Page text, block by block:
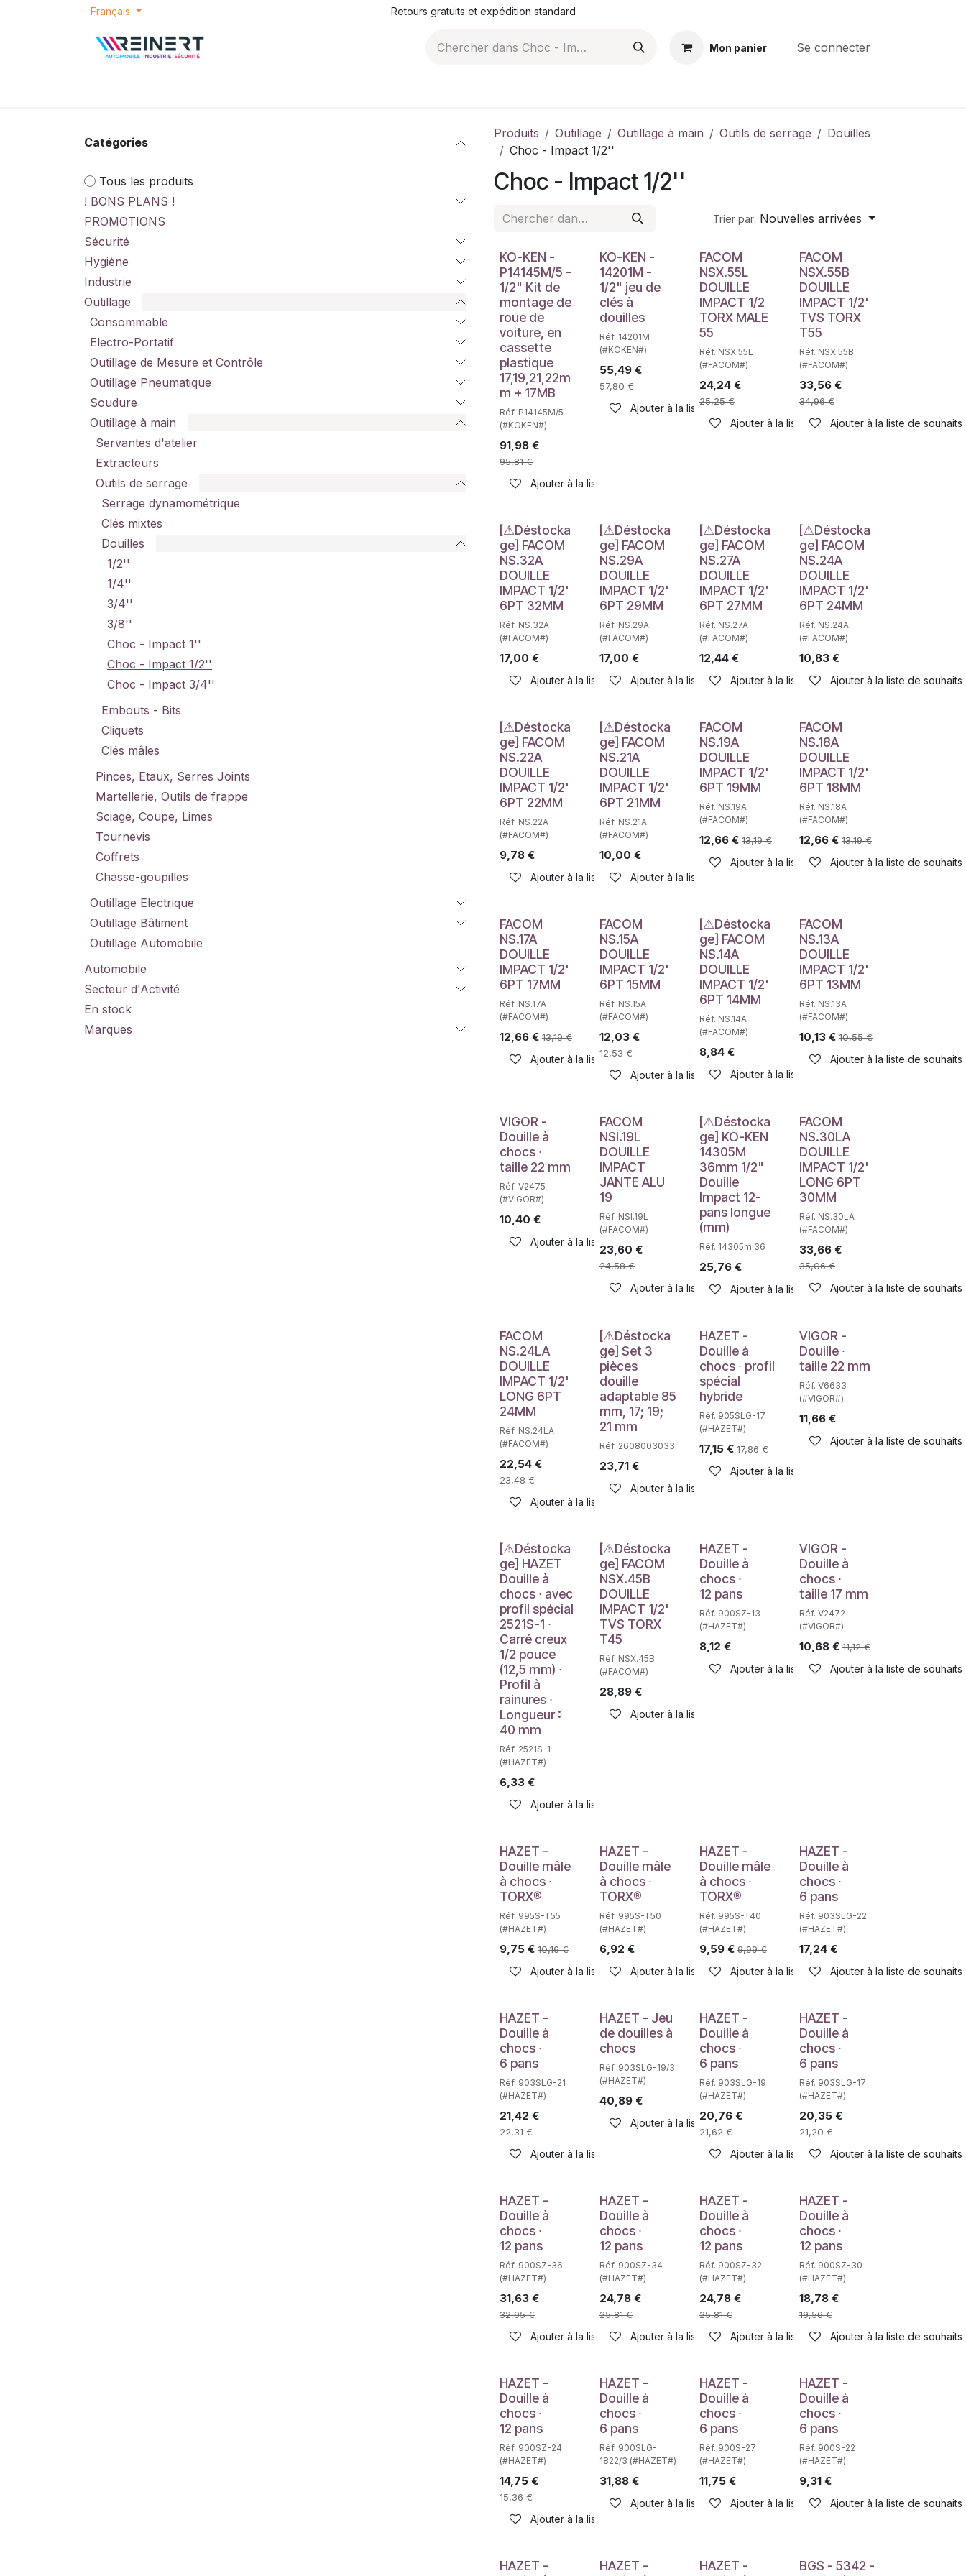
Se rendre au contenu
Français Retours gratuits et expédition standard
Mon panier Se connecter
Catégories
Tous les produits
! BONS PLANS !
PROMOTIONS
Sécurité
Hygiène
Industrie
Outillage
Consommable
Electro-Portatif
Outillage de Mesure et Contrôle
Outillage Pneumatique
Soudure
Outillage à main
Servantes d'atelier
Extracteurs
Outils de serrage
Serrage dynamométrique
Clés mixtes
Douilles
1/2''
1/4''
3/4''
3/8''
Choc - Impact 1''
Choc - Impact 1/2''
Choc - Impact 3/4''
Embouts - Bits
Cliquets
Clés mâles
Pinces, Etaux, Serres Joints
Martellerie, Outils de frappe
Sciage, Coupe, Limes
Tournevis
Coffrets
Chasse-goupilles
Outillage Electrique
Outillage Bâtiment
Outillage Automobile
Automobile
Secteur d'Activité
En stock
Marques
Produits Outillage Outillage à main Outils de serrage
Douilles
Choc - Impact 1/2''
Choc - Impact 1/2''
Trier par: Nouvelles arrivées
KO-KEN -
P14145M/5 -
1/2" Kit de
montage de
roue de
voiture, en
cassette
plastique
17,19,21,22m
m + 17MB
Réf. P14145M/5
(#KOKEN#)
91,98 €
95,81€
Ajouter à la liste de souhaits
KO-KEN -
14201M -
1/2" jeu de
clés à
douilles
Réf. 14201M
(#KOKEN#)
55,49€
57,80€
Ajouter à la liste de souhaits
FACOM
NSX.55L
DOUILLE
IMPACT 1/2
TORX MALE
55
Réf. NSX.55L
(#FACOM#)
24,24€
25,25€
Ajouter à la liste de souhaits
FACOM
NSX.55B
DOUILLE
IMPACT 1/2'
TVS TORX
T55
Réf. NSX.55B
(#FACOM#)
33,56€
34,96€
Ajouter à la liste de souhaits
Déstockage
[⚠Déstocka
ge] FACOM
NS.32A
DOUILLE
IMPACT 1/2'
6PT 32MM
Réf. NS.32A
(#FACOM#)
17,00 €
Ajouter à la liste de souhaits
Déstockage
[⚠Déstocka
ge] FACOM
NS.29A
DOUILLE
IMPACT 1/2'
6PT 29MM
Réf. NS.29A
(#FACOM#)
17,00 €
Ajouter à la liste de souhaits
Déstockage
[⚠Déstocka
ge] FACOM
NS.27A
DOUILLE
IMPACT 1/2'
6PT 27MM
Réf. NS.27A
(#FACOM#)
12,44€
Ajouter à la liste de souhaits
Déstockage
[⚠Déstocka
ge] FACOM
NS.24A
DOUILLE
IMPACT 1/2'
6PT 24MM
Réf. NS.24A
(#FACOM#)
10,83€
Ajouter à la liste de souhaits
Déstockage
[⚠Déstocka
ge] FACOM
NS.22A
DOUILLE
IMPACT 1/2'
6PT 22MM
Réf. NS.22A
(#FACOM#)
9,78 €
Ajouter à la liste de souhaits
Déstockage
[⚠Déstocka
ge] FACOM
NS.21A
DOUILLE
IMPACT 1/2'
6PT 21MM
Réf. NS.21A
(#FACOM#)
10,00 €
Ajouter à la liste de souhaits
FACOM
NS.19A
DOUILLE
IMPACT 1/2'
6PT 19MM
Réf. NS.19A
(#FACOM#)
12,66€ 13,19€
Ajouter à la liste de souhaits
FACOM
NS.18A
DOUILLE
IMPACT 1/2'
6PT 18MM
Réf. NS.18A
(#FACOM#)
12,66€ 13,19€
Ajouter à la liste de souhaits
FACOM
NS.17A
DOUILLE
IMPACT 1/2'
6PT 17MM
Réf. NS.17A
(#FACOM#)
12,66 € 13,19€
Ajouter à la liste de souhaits
FACOM
NS.15A
DOUILLE
IMPACT 1/2'
6PT 15MM
Réf. NS.15A
(#FACOM#)
12,03€
12,53€
Ajouter à la liste de souhaits
Déstockage
[⚠Déstocka
ge] FACOM
NS.14A
DOUILLE
IMPACT 1/2'
6PT 14MM
Réf. NS.14A
(#FACOM#)
8,84€
Ajouter à la liste de souhaits
FACOM
NS.13A
DOUILLE
IMPACT 1/2'
6PT 13MM
Réf. NS.13A
(#FACOM#)
10,13€ 10,55€
Ajouter à la liste de souhaits
Déstockage
VIGOR -
Douille à
chocs ∙
taille 22 mm
Réf. V2475
(#VIGOR#)
10,40 €
Ajouter à la liste de souhaits
FACOM
NSI.19L
DOUILLE
IMPACT
JANTE ALU
19
Réf. NSI.19L
(#FACOM#)
23,60 €
24,58€
Ajouter à la liste de souhaits
Déstockage
[⚠Déstocka
ge] KO-KEN
14305M
36mm 1/2"
Douille
Impact 12-
pans longue
(mm)
Réf. 14305m 36
25,76€
Ajouter à la liste de souhaits
FACOM
NS.30LA
DOUILLE
IMPACT 1/2'
LONG 6PT
30MM
Réf. NS.30LA
(#FACOM#)
33,66€
35,06€
Ajouter à la liste de souhaits
FACOM
NS.24LA
DOUILLE
IMPACT 1/2'
LONG 6PT
24MM
Réf. NS.24LA
(#FACOM#)
22,54 €
23,48€
Ajouter à la liste de souhaits
Déstockage
[⚠Déstocka
ge] Set 3
pièces
douille
adaptable 85
mm, 17; 19;
21 mm
Réf. 2608003033
23,71€
Ajouter à la liste de souhaits
HAZET -
Douille à
chocs ∙ profil
spécial
hybride
Réf. 905SLG-17
(#HAZET#)
17,15€ 17,86€
Ajouter à la liste de souhaits
Déstockage
VIGOR -
Douille ∙
taille 22 mm
Réf. V6633
(#VIGOR#)
11,66€
Ajouter à la liste de souhaits
Déstockage
[⚠Déstocka
ge] HAZET
Douille à
chocs ∙ avec
profil spécial
2521S-1 ∙
Carré creux
1/2 pouce
(12,5 mm) ∙
Profil à
rainures ∙
Longueur :
40 mm
Réf. 2521S-1
(#HAZET#)
6,33 €
Ajouter à la liste de souhaits
Déstockage
[⚠Déstocka
ge] FACOM
NSX.45B
DOUILLE
IMPACT 1/2'
TVS TORX
T45
Réf. NSX.45B
(#FACOM#)
28,89€
Ajouter à la liste de souhaits
Déstockage
HAZET -
Douille à
chocs ∙
12 pans
Réf. 900SZ-13
(#HAZET#)
8,12 €
Ajouter à la liste de souhaits
VIGOR -
Douille à
chocs ∙
taille 17 mm
Réf. V2472
(#VIGOR#)
10,68€ 11,12€
Ajouter à la liste de souhaits
HAZET -
Douille mâle
à chocs ∙
TORX®
Réf. 995S-T55
(#HAZET#)
9,75 € 10,16€
Ajouter à la liste de souhaits
Déstockage
HAZET -
Douille mâle
à chocs ∙
TORX®
Réf. 995S-T50
(#HAZET#)
6,92 €
Ajouter à la liste de souhaits
HAZET -
Douille mâle
à chocs ∙
TORX®
Réf. 995S-T40
(#HAZET#)
9,59€ 9,99€
Ajouter à la liste de souhaits
Déstockage
HAZET -
Douille à
chocs ∙
6 pans
Réf. 903SLG-22
(#HAZET#)
17,24€
Ajouter à la liste de souhaits
HAZET -
Douille à
chocs ∙
6 pans
Réf. 903SLG-21
(#HAZET#)
21,42 €
22,31€
Ajouter à la liste de souhaits
Déstockage
HAZET - Jeu
de douilles à
chocs
Réf. 903SLG-19/3
(#HAZET#)
40,89€
Ajouter à la liste de souhaits
HAZET -
Douille à
chocs ∙
6 pans
Réf. 903SLG-19
(#HAZET#)
20,76€
21,62€
Ajouter à la liste de souhaits
HAZET -
Douille à
chocs ∙
6 pans
Réf. 903SLG-17
(#HAZET#)
20,35€
21,20€
Ajouter à la liste de souhaits
HAZET -
Douille à
chocs ∙
12 pans
Réf. 900SZ-36
(#HAZET#)
31,63 €
32,95€
Ajouter à la liste de souhaits
HAZET -
Douille à
chocs ∙
12 pans
Réf. 900SZ-34
(#HAZET#)
24,78€
25,81€
Ajouter à la liste de souhaits
HAZET -
Douille à
chocs ∙
12 pans
Réf. 900SZ-32
(#HAZET#)
24,78€
25,81€
Ajouter à la liste de souhaits
HAZET -
Douille à
chocs ∙
12 pans
Réf. 900SZ-30
(#HAZET#)
18,78€
19,56€
Ajouter à la liste de souhaits
HAZET -
Douille à
chocs ∙
12 pans
Réf. 900SZ-24
(#HAZET#)
14,75 €
15,36€
Ajouter à la liste de souhaits
Déstockage
HAZET -
Douille à
chocs ∙
6 pans
Réf. 900SLG-
1822/3 (#HAZET#)
31,88€
Ajouter à la liste de souhaits
Déstockage
HAZET -
Douille à
chocs ∙
6 pans
Réf. 900S-27
(#HAZET#)
11,75€
Ajouter à la liste de souhaits
Déstockage
HAZET -
Douille à
chocs ∙
6 pans
Réf. 900S-22
(#HAZET#)
9,31€
Ajouter à la liste de souhaits
HAZET -
HAZET -
HAZET -
BGS - 5342 -